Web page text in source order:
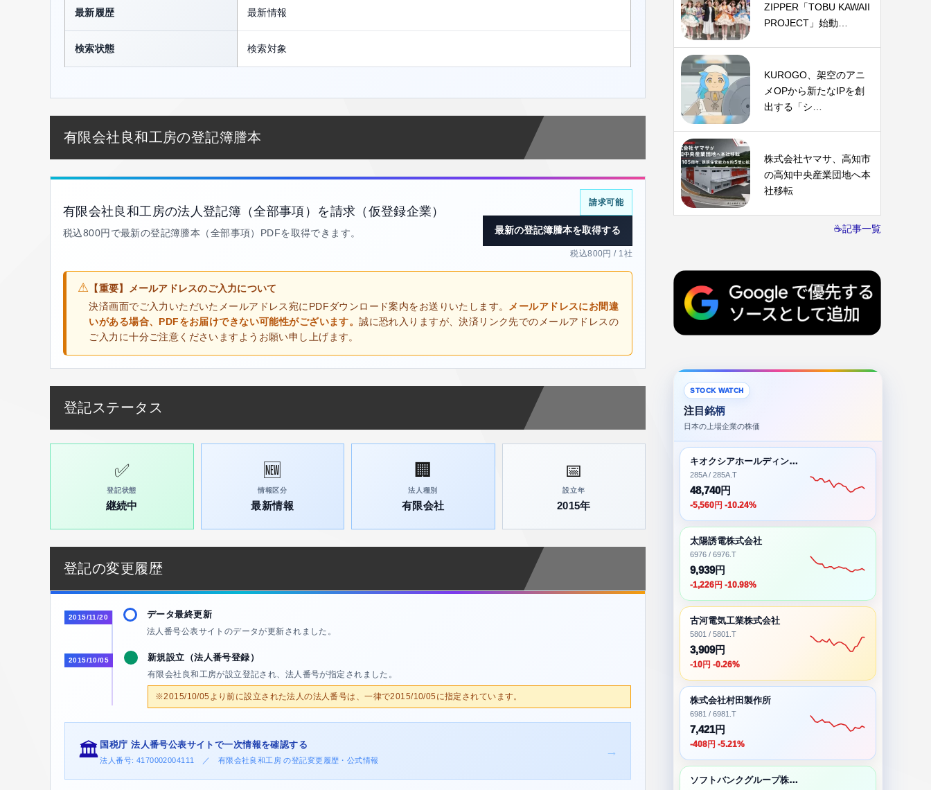
最新履歴 最新情報
検索状態 検索対象
有限会社良和工房の登記簿謄本
有限会社良和工房の法人登記簿（全部事項）を請求（仮登録企業）
税込800円で最新の登記簿謄本（全部事項）PDFを取得できます。
請求可能
最新の登記簿謄本を取得する
税込800円 / 1社
⚠ 【重要】メールアドレスのご入力について
決済画面でご入力いただいたメールアドレス宛にPDFダウンロード案内をお送りいたします。 メールアドレスにお間違
いがある場合、PDFをお届けできない可能性がございます。誠に恐れ入りますが、決済リンク先でのメールアドレスの
ご入力に十分ご注意くださいますようお願い申し上げます。
登記ステータス
✅
登記状態
継続中
🆕
情報区分
最新情報
🏢
法人種別
有限会社
📅
設立年
2015年
登記の変更履歴
2015/11/20 データ最終更新
法人番号公表サイトのデータが更新されました。
2015/10/05 新規設立（法人番号登録）
有限会社良和工房が設立登記され、法人番号が指定されました。
※2015/10/05より前に設立された法人の法人番号は、一律で2015/10/05に指定されています。
🏛️ 国税庁 法人番号公表サイトで一次情報を確認する
法人番号: 4170002004111 ／ 有限会社良和工房 の登記変更履歴・公式情報
→
ZIPPER「TOBU KAWAII
PROJECT」始動…
KUROGO、架空のアニ
メOPから新たなIPを創
出する「シ…
株式会社ヤマサ、高知市
の高知中央産業団地へ本
社移転
☕記事一覧
STOCK WATCH
注目銘柄
日本の上場企業の株価
キオクシアホールディングス株式会社
285A / 285A.T
48,740円
-5,560円 -10.24%
太陽誘電株式会社
6976 / 6976.T
9,939円
-1,226円 -10.98%
古河電気工業株式会社
5801 / 5801.T
3,909円
-10円 -0.26%
株式会社村田製作所
6981 / 6981.T
7,421円
-408円 -5.21%
ソフトバンクグループ株式会社